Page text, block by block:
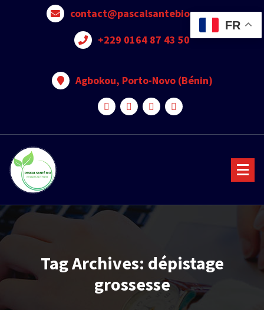
contact@pascalsantebio.com
+229 0164 87 43 50
Agbokou, Porto-Novo (Bénin)
Tag Archives: dépistage
grossesse
FR